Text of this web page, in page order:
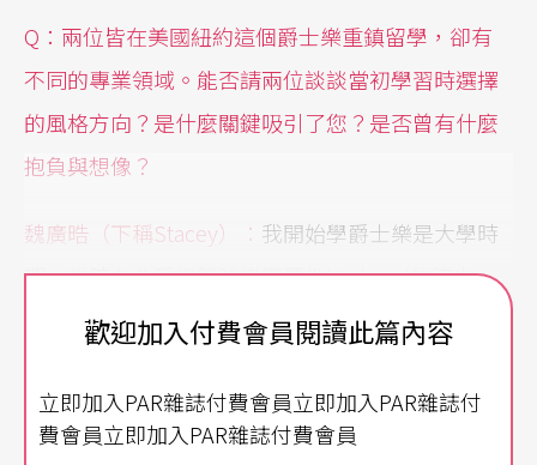
Q ：兩位皆在美國紐約這個爵士樂重鎮留學，卻有
不同的專業領域。能否請兩位談談當初學習時選擇
的風格方向？是什麼關鍵吸引了您？是否曾有什麼
抱負與想像？
魏廣晧（下稱Stacey）： 我開始學爵士樂是大學時
期，當時台北愛樂管弦樂團要做big band的演出，
需要四把小號，我很幸運地被他們找來合作。就在
手黃瑞豐老師一路給我很多啟發，還有當時的bandl
eader是我一直很崇拜的Dr. John Van Deursen，他
歡迎加入付費會員閱讀此篇內容
立即加入PAR雜誌付費會員立即加入PAR雜誌付
費會員立即加入PAR雜誌付費會員